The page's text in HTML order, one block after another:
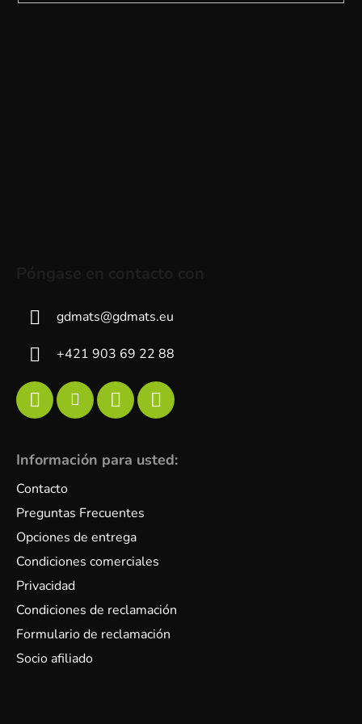
gdmats@gdmats.eu
+421 903 69 22 88
Información para usted:
Contacto
Preguntas Frecuentes
Opciones de entrega
Condiciones comerciales
Privacidad
Condiciones de reclamación
Formulario de reclamación
Socio afiliado